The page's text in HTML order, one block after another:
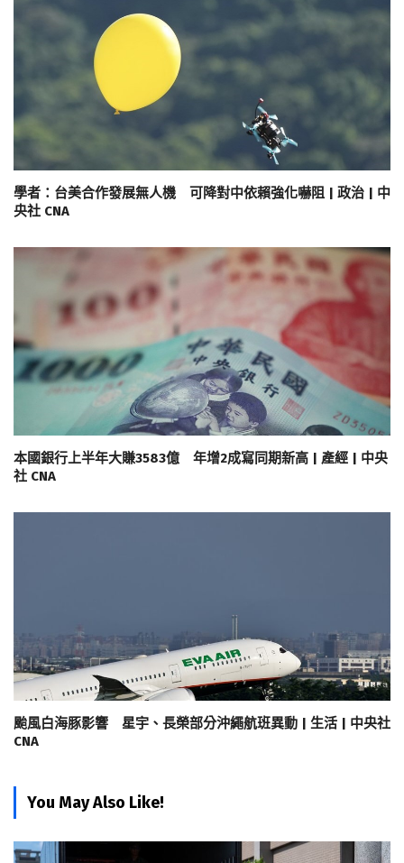
學者：台美合作發展無人機 可降對中依賴強化嚇阻 | 政治 | 中
央社 CNA
本國銀行上半年大賺3583億 年增2成寫同期新高 | 產經 | 中央
社 CNA
颱風白海豚影響 星宇、長榮部分沖繩航班異動 | 生活 | 中央社
CNA
You May Also Like!